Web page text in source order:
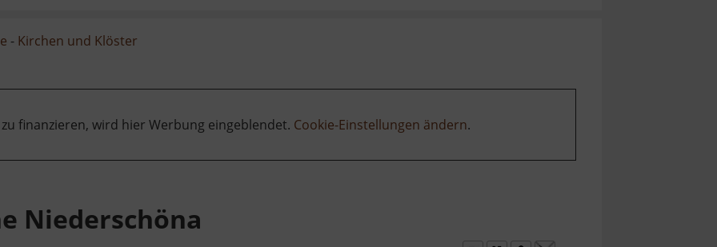
- Kirchen und Klöster
finanzieren, wird hier Werbung eingeblendet. Cookie-Einstellungen ändern.
Niederschöna